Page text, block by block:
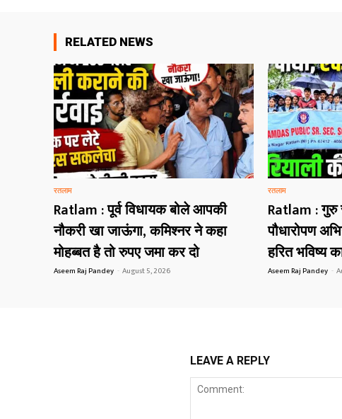
RELATED NEWS
रतलाम
Ratlam : पूर्व विधायक बोले आपकी
नौकरी खा जाऊंगा, कमिश्नर ने कहा
मोहब्बत है तो रुपए जमा कर दो
Aseem Raj Pandey - August 5, 2026
रतलाम
Ratlam : गुरु
पौधारोपण
हरित भविष्य
Aseem Raj Pandey -
LEAVE A REPLY